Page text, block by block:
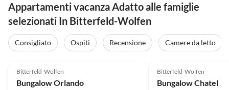
Appartamenti vacanza Adatto alle famiglie
selezionati In Bitterfeld-Wolfen
Consigliato Ospiti Recensione
Camere da letto
Bitterfeld-Wolfen
Bungalow Orlando
Bitterfeld-Wolfen
Bungalow Chatel